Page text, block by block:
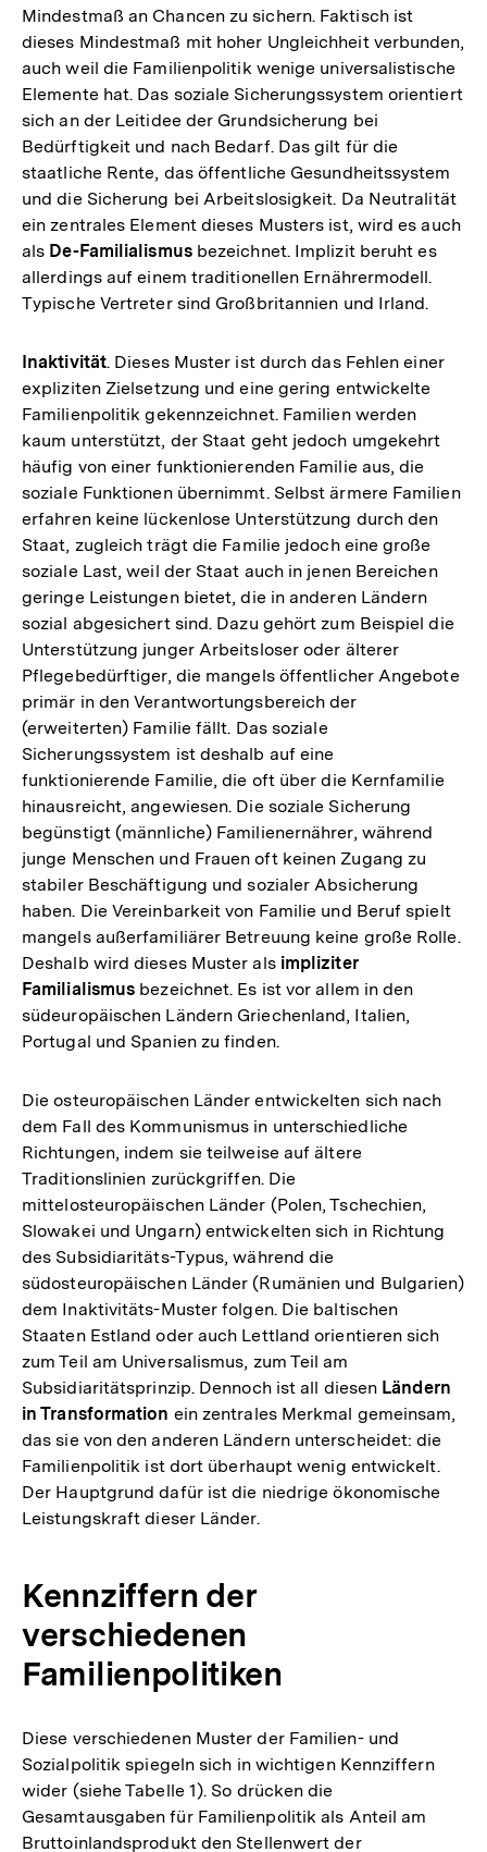
Mindestmaß an Chancen zu sichern. Faktisch ist
dieses Mindestmaß mit hoher Ungleichheit verbunden,
auch weil die Familienpolitik wenige universalistische
Elemente hat. Das soziale Sicherungssystem orientiert
sich an der Leitidee der Grundsicherung bei
Bedürftigkeit und nach Bedarf. Das gilt für die
staatliche Rente, das öffentliche Gesundheitssystem
und die Sicherung bei Arbeitslosigkeit. Da Neutralität
ein zentrales Element dieses Musters ist, wird es auch
als De-Familialismusbezeichnet. Implizit beruht es
allerdings auf einem traditionellen Ernährermodell.
Typische Vertreter sind Großbritannien und Irland.
Inaktivität. Dieses Muster ist durch das Fehlen einer
expliziten Zielsetzung und eine gering entwickelte
Familienpolitik gekennzeichnet. Familien werden
kaum unterstützt, der Staat geht jedoch umgekehrt
häufig von einer funktionierenden Familie aus, die
soziale Funktionen übernimmt. Selbst ärmere Familien
erfahren keine lückenlose Unterstützung durch den
Staat, zugleich trägt die Familie jedoch eine große
soziale Last, weil der Staat auch in jenen Bereichen
geringe Leistungen bietet, die in anderen Ländern
sozial abgesichert sind. Dazu gehört zum Beispiel die
Unterstützung junger Arbeitsloser oder älterer
Pflegebedürftiger, die mangels öffentlicher Angebote
primär in den Verantwortungsbereich der
(erweiterten) Familie fällt. Das soziale
Sicherungssystem ist deshalb auf eine
funktionierende Familie, die oft über die Kernfamilie
hinausreicht, angewiesen. Die soziale Sicherung
begünstigt (männliche) Familienernährer, während
junge Menschen und Frauen oft keinen Zugang zu
stabiler Beschäftigung und sozialer Absicherung
haben. Die Vereinbarkeit von Familie und Beruf spielt
mangels außerfamiliärer Betreuung keine große Rolle.
Deshalb wird dieses Muster als impliziter
Familialismus bezeichnet. Es ist vor allem in den
südeuropäischen Ländern Griechenland, Italien,
Portugal und Spanien zu finden.
Die osteuropäischen Länder entwickelten sich nach
dem Fall des Kommunismus in unterschiedliche
Richtungen, indem sie teilweise auf ältere
Traditionslinien zurückgriffen. Die
mittelosteuropäischen Länder (Polen, Tschechien,
Slowakei und Ungarn) entwickelten sich in Richtung
des Subsidiaritäts-Typus, während die
südosteuropäischen Länder (Rumänien und Bulgarien)
dem Inaktivitäts-Muster folgen. Die baltischen
Staaten Estland oder auch Lettland orientieren sich
zum Teil am Universalismus, zum Teil am
Subsidiaritätsprinzip. Dennoch ist all diesen Ländern
in Transformation ein zentrales Merkmal gemeinsam,
das sie von den anderen Ländern unterscheidet: die
Familienpolitik ist dort überhaupt wenig entwickelt.
Der Hauptgrund dafür ist die niedrige ökonomische
Leistungskraft dieser Länder.
Kennziffern der
verschiedenen
Familienpolitiken
Diese verschiedenen Muster der Familien- und
Sozialpolitik spiegeln sich in wichtigen Kennziffern
wider (siehe Tabelle 1). So drücken die
Gesamtausgaben für Familienpolitik als Anteil am
Bruttoinlandsprodukt den Stellenwert der